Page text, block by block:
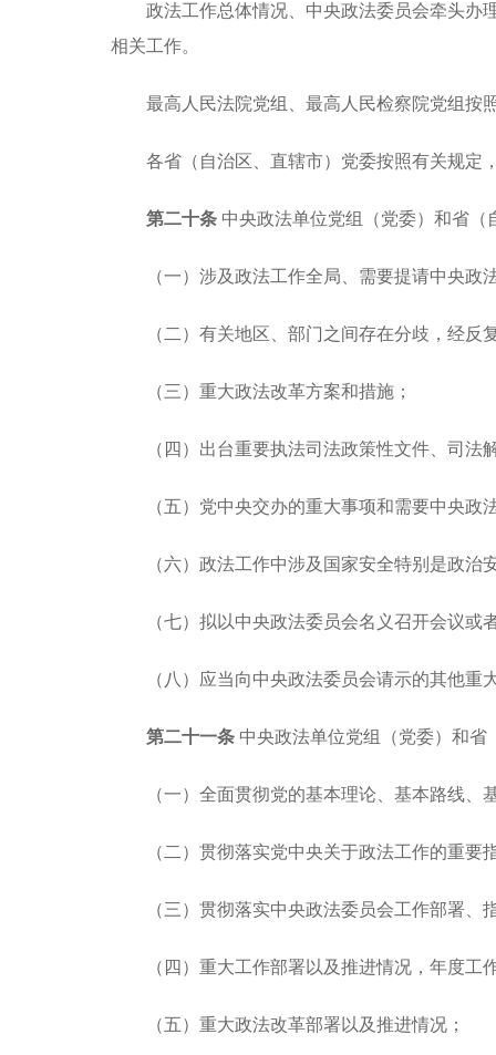
政法工作总体情况、中央政法委员会牵头办
相关工作。
最高人民法院党组、最高人民检察院党组按
各省（自治区、直辖市）党委按照有关规定
第二十条 中央政法单位党组（党委）和省
（一）涉及政法工作全局、需要提请中央政
（二）有关地区、部门之间存在分歧，经
（三）重大政法改革方案和措施；
（四）出台重要执法司法政策性文件、司
（五）党中央交办的重大事项和需要中央
（六）政法工作中涉及国家安全特别是政
（七）拟以中央政法委员会名义召开会议或
（八）应当向中央政法委员会请示的其他重
第二十一条 中央政法单位党组（党委）和
（一）全面贯彻党的基本理论、基本路线
（二）贯彻落实党中央关于政法工作的重要
（三）贯彻落实中央政法委员会工作部署、
（四）重大工作部署以及推进情况，年度工
（五）重大政法改革部署以及推进情况；